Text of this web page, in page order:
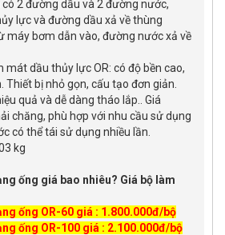
2 đường dầu và 2 đường nước,
lực và đường dầu xả về thùng
máy bơm dẫn vào, đường nước xả về
mát dầu thủy lực OR: có độ bền cao,
Thiết bị nhỏ gọn, cấu tạo đơn giản.
quả và dễ dàng tháo lắp.. Giá
chăng, phù hợp với nhu cầu sử dụng
có thể tái sử dụng nhiều lần.
kg
ống giá bao nhiêu? Giá bộ làm
ống OR-60 giá : 1.800.000đ/bộ
ống OR-100 giá : 2.100.000đ/bộ